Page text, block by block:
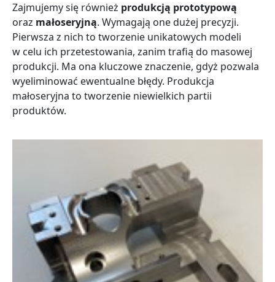
Zajmujemy się również produkcją prototypową
oraz małoseryjną. Wymagają one dużej precyzji.
Pierwsza z nich to tworzenie unikatowych modeli
w celu ich przetestowania, zanim trafią do masowej
produkcji. Ma ona kluczowe znaczenie, gdyż pozwala
wyeliminować ewentualne błędy. Produkcja
małoseryjna to tworzenie niewielkich partii
produktów.